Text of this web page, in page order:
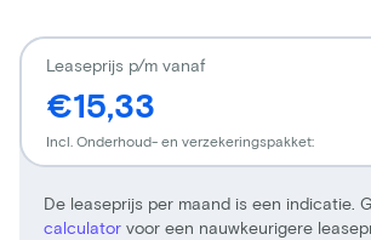
De leaseprijs per maand is een indicatie.
calculator voor een nauwkeurigere
Leaseprijs p/m vanaf
€15,33
Incl. Onderhoud- en verzekeringspakket: